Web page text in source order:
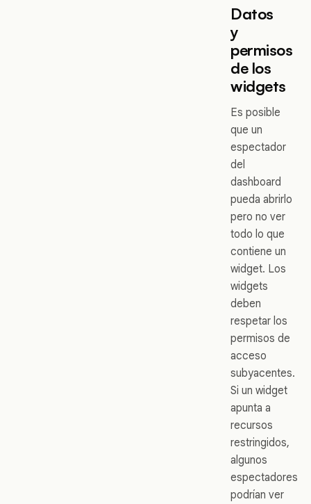
Datos
y
permisos
de los
widgets
Es posible
que un
espectador
del
dashboard
pueda abrirlo
pero no ver
todo lo que
contiene un
widget. Los
widgets
deben
respetar los
permisos de
acceso
subyacentes.
Si un widget
apunta a
recursos
restringidos,
algunos
espectadores
podrían ver